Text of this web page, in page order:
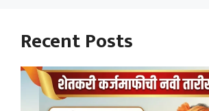
Recent Posts